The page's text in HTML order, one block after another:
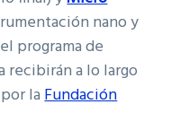
nano y
programa de
recibirán a lo largo
laFundación